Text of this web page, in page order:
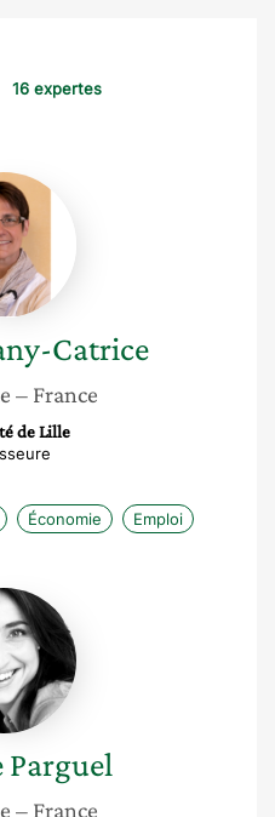
16 expertes
Florence
Jany-
Catrice
Catrice
– France
de Lille
Économie Emploi
Béatrice
Parguel
Parguel
– France